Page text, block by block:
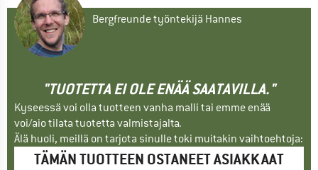
Bergfreunde työntekijä Hannes
"TUOTETTA EI OLE ENÄÄ SAATAVILLA."
Kyseessä voi olla tuotteen vanha malli tai emme enää
voi/aio tilata tuotetta valmistajalta.
Älä huoli, meillä on tarjota sinulle toki muitakin vaihtoehtoja:
TÄMÄN TUOTTEEN OSTANEET ASIAKKAAT